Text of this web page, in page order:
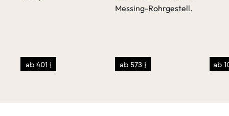
ab 401 €
Messing-Rohrgestell.
ab 573 € ab